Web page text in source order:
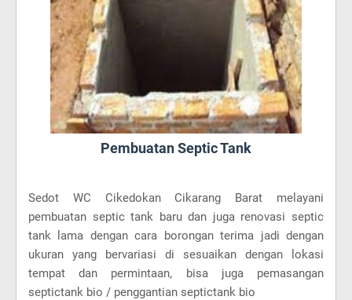
Pembuatan Septic Tank
Sedot WC Cikedokan Cikarang Barat melayani
pembuatan septic tank baru dan juga renovasi septic
tank lama dengan cara borongan terima jadi dengan
ukuran yang bervariasi di sesuaikan dengan lokasi
tempat dan permintaan, bisa juga pemasangan
septictank bio / penggantian septictank bio